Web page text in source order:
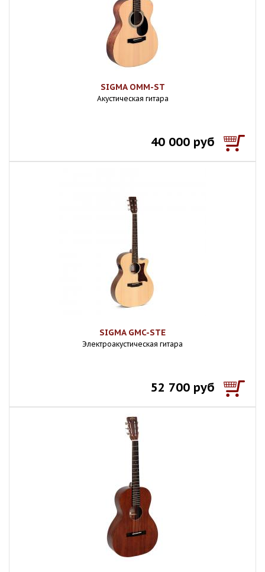
SIGMA OMM-ST
Акустическая гитара
40 000 руб
SIGMA GMC-STE
Электроакустическая гитара
52 700 руб